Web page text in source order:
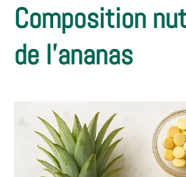
Composition
de l’ananas